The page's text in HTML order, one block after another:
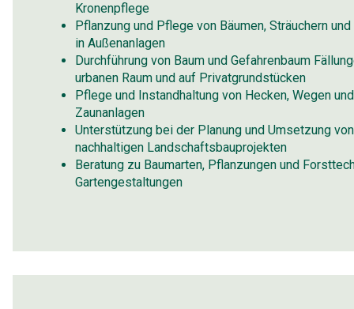
Kronenpflege
Pflanzung und Pflege von Bäumen, Sträuchern
in Außenanlagen
Durchführung von Baum und Gefahrenbaum
urbanen Raum und auf Privatgrundstücken
Pflege und Instandhaltung von Hecken, Wegen und
Zaunanlagen
Unterstützung bei der Planung und Umsetzung von
nachhaltigen Landschaftsbauprojekten
Beratung zu Baumarten, Pflanzungen und
Gartengestaltungen